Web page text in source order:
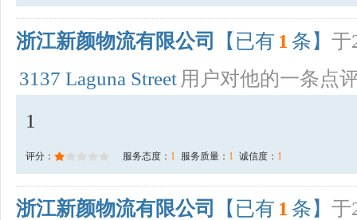
浙江新颜物流有限公司 【已有 1 条】 于
3137 Laguna Street 用户对他的一条点
1
评分： 服务态度： 1 服务质量： 1 诚信度： 1
浙江新颜物流有限公司 【已有 1 条】 于